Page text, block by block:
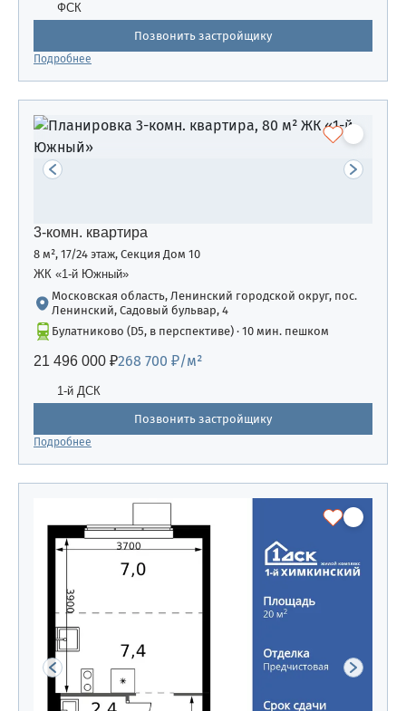
ФСК
Позвонить застройщику
Подробнее
3-комн. квартира
8 м², 17/24 этаж, Секция Дом 10
ЖК «1-й Южный»
Московская область, Ленинский городской округ, пос.
Ленинский, Садовый бульвар, 4
Булатниково (D5, в перспективе) · 10 мин. пешком
21 496 000 ₽268 700 ₽/м²
1-й ДСК
Позвонить застройщику
Подробнее